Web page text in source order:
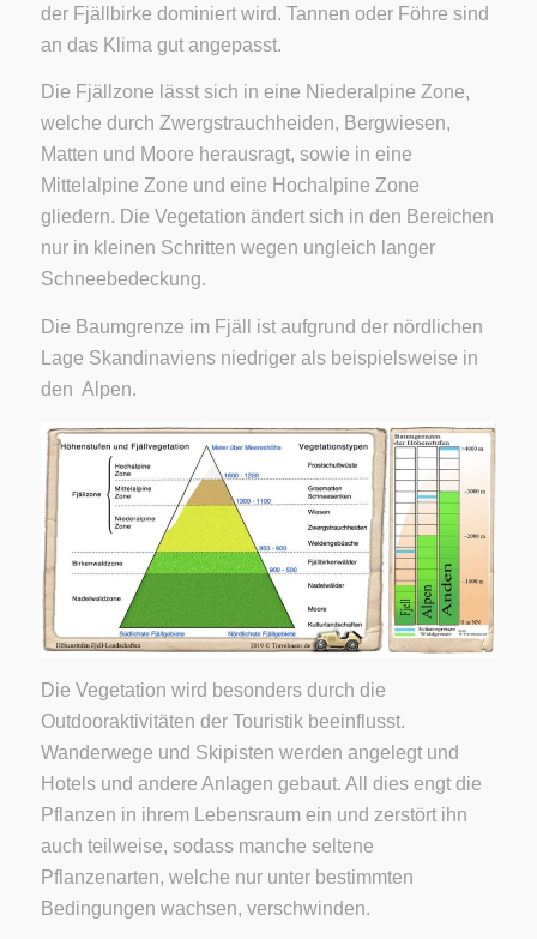
der Fjällbirke dominiert wird. Tannen oder Föhre sind
an das Klima gut angepasst.
Die Fjällzone lässt sich in eine Niederalpine Zone,
welche durch Zwergstrauchheiden, Bergwiesen,
Matten und Moore herausragt, sowie in eine
Mittelalpine Zone und eine Hochalpine Zone
gliedern. Die Vegetation ändert sich in den Bereichen
nur in kleinen Schritten wegen ungleich langer
Schneebedeckung.
Die Baumgrenze im Fjäll ist aufgrund der nördlichen
Lage Skandinaviens niedriger als beispielsweise in
den Alpen.
Die Vegetation wird besonders durch die
Outdooraktivitäten der Touristik beeinflusst.
Wanderwege und Skipisten werden angelegt und
Hotels und andere Anlagen gebaut. All dies engt die
Pflanzen in ihrem Lebensraum ein und zerstört ihn
auch teilweise, sodass manche seltene
Pflanzenarten, welche nur unter bestimmten
Bedingungen wachsen, verschwinden.